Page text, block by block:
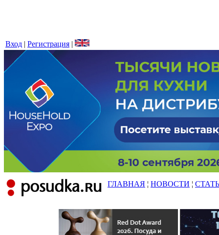
Вход | Регистрация |
ГЛАВНАЯ ¦ НОВОСТИ ¦